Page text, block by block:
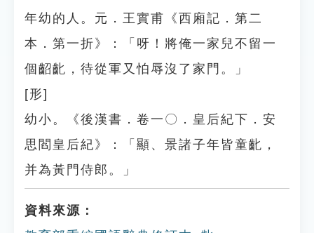
年幼的人。元．王實甫《西廂記．第二
本．第一折》：「呀！將俺一家兒不留一
個齠齔，待從軍又怕辱沒了家門。」
[形]
幼小。《後漢書．卷一〇．皇后紀下．安
思閻皇后紀》：「顯、景諸子年皆童齔，
并為黃門侍郎。」
資料來源：